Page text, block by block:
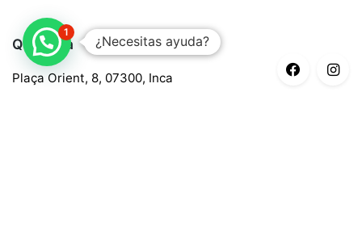
Quaroma
Plaça Orient, 8, 07300, Inca
¿Necesitas ayuda?
1